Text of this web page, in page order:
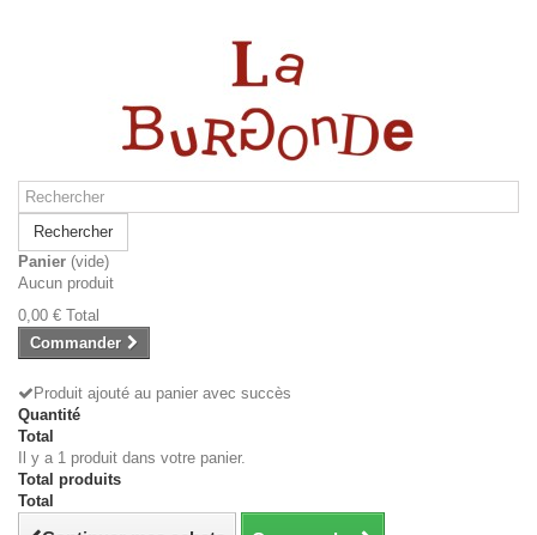
Rechercher
Panier (vide)
Aucun produit
0,00 € Total
Commander
Produit ajouté au panier avec succès
Quantité
Total
Il y a 1 produit dans votre panier.
Total produits
Total